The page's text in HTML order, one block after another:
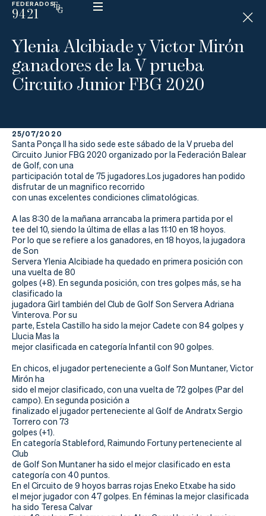
FEDERADOS
9421
ESP
N
D
C
A
P
La
Federación
Federarse
Jugar
Aprender
Actualidad
Tienda
Ylenia Alcibiade y Victor Mirón
ganadores de la V prueba
Circuito Junior FBG 2020
25/07/2020
Santa Ponça II ha sido sede este sábado de la V prueba del
Circuito Junior FBG 2020 organizado por la Federación Balear
de Golf, con una
participación total de 75 jugadores.Los jugadores han podido
disfrutar de un magnifico recorrido
con unas excelentes condiciones climatológicas.
A las 8:30 de la mañana arrancaba la primera partida por el
tee del 10, siendo la última de ellas a las 11:10 en 18 hoyos.
Por lo que se refiere a los ganadores, en 18 hoyos, la jugadora
de Son
Servera Ylenia Alcibiade ha quedado en primera posición con
una vuelta de 80
golpes (+8). En segunda posición, con tres golpes más, se ha
clasificado la
jugadora Girl también del Club de Golf Son Servera Adriana
Vinterova. Por su
parte, Estela Castillo ha sido la mejor Cadete con 84 golpes y
Llucia Mas la
mejor clasificada en categoría Infantil con 90 golpes.
En chicos, el jugador perteneciente a Golf Son Muntaner, Victor
Mirón ha
sido el mejor clasificado, con una vuelta de 72 golpes (Par del
campo). En segunda posición a
finalizado el jugador perteneciente al Golf de Andratx Sergio
Torrero con 73
golpes (+1).
En categoría Stableford, Raimundo Fortuny perteneciente al
Club
de Golf Son Muntaner ha sido el mejor clasificado en esta
categoría con 40 puntos.
En el Circuito de 9 hoyos barras rojas Eneko Etxabe ha sido
el mejor jugador con 47 golpes. En féminas la mejor clasificada
ha sido Teresa Calvar